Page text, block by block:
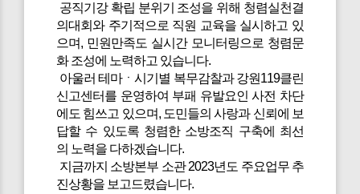
공직기강 확립 분위기 조성을 위해 청렴실천결
의대회와 주기적으로 직원 교육을 실시하고 있
으며, 민원만족도 실시간 모니터링으로 청렴문
화 조성에 노력하고 있습니다.
아울러 테마ㆍ시기별 복무감찰과 강원119클린
신고센터를 운영하여 부패 유발요인 사전 차단
에도 힘쓰고 있으며, 도민들의 사랑과 신뢰에 보
답할 수 있도록 청렴한 소방조직 구축에 최선
의 노력을 다하겠습니다.
지금까지 소방본부 소관 2023년도 주요업무 추
진상황을 보고드렸습니다.